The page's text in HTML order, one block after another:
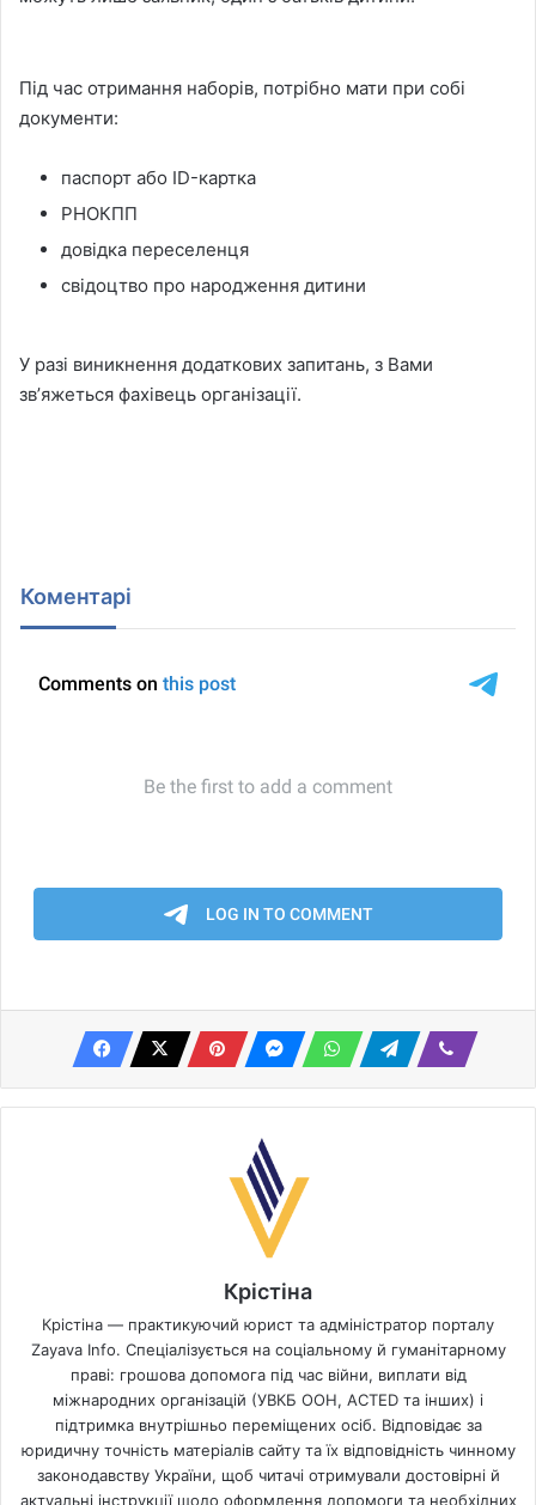
Під час отримання наборів, потрібно мати при собі
документи:
паспорт або ID-картка
РНОКПП
довідка переселенця
свідоцтво про народження дитини
У разі виникнення додаткових запитань, з Вами
звʼяжеться фахівець організації.
Коментарі
Крістіна
Крістіна — практикуючий юрист та адміністратор порталу
Zayava Info. Спеціалізується на соціальному й гуманітарному
праві: грошова допомога під час війни, виплати від
міжнародних організацій (УВКБ ООН, ACTED та інших) і
підтримка внутрішньо переміщених осіб. Відповідає за
юридичну точність матеріалів сайту та їх відповідність чинному
законодавству України, щоб читачі отримували достовірні й
актуальні інструкції щодо оформлення допомоги та необхідних